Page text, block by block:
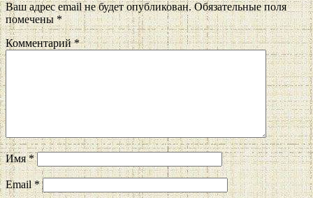
Ваш адрес email не будет опубликован. Обязательные поля
помечены *
Комментарий*
Имя*
Email*